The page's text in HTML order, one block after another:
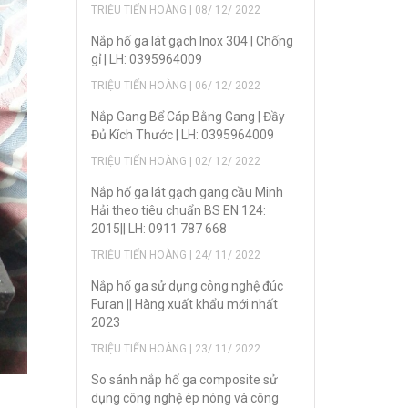
TRIỆU TIẾN HOÀNG | 08/ 12/ 2022
Nắp hố ga lát gạch Inox 304 | Chống
gỉ | LH: 0395964009
TRIỆU TIẾN HOÀNG | 06/ 12/ 2022
Nắp Gang Bể Cáp Bằng Gang | Đầy
Đủ Kích Thước | LH: 0395964009
TRIỆU TIẾN HOÀNG | 02/ 12/ 2022
Nắp hố ga lát gạch gang cầu Minh
Hải theo tiêu chuẩn BS EN 124:
2015|| LH: 0911 787 668
TRIỆU TIẾN HOÀNG | 24/ 11/ 2022
Nắp hố ga sử dụng công nghệ đúc
Furan || Hàng xuất khẩu mới nhất
2023
TRIỆU TIẾN HOÀNG | 23/ 11/ 2022
So sánh nắp hố ga composite sử
dụng công nghệ ép nóng và công